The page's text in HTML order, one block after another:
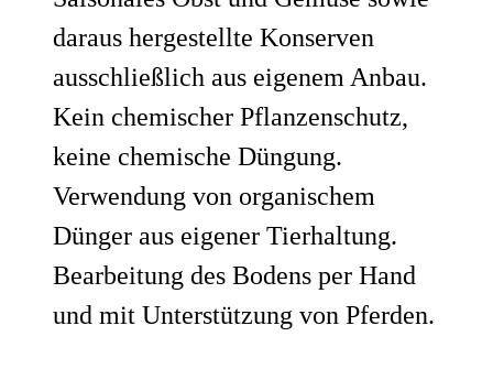
daraus hergestellte Konserven
ausschließlich aus eigenem Anbau.
Kein chemischer Pflanzenschutz,
keine chemische Düngung.
Verwendung von organischem
Dünger aus eigener Tierhaltung.
Bearbeitung des Bodens per Hand
und mit Unterstützung von Pferden.